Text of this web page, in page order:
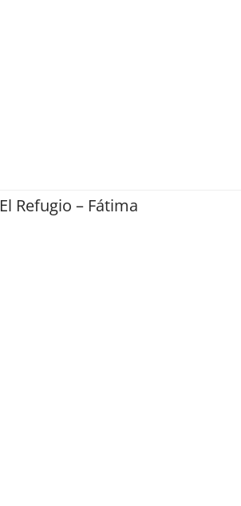
El Refugio – Fátima